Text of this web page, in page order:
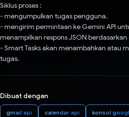
Siklus proses :
- mengumpulkan tugas pengguna.
- mengirim permintaan ke Gemini API
menampilkan respons JSON
- Smart Tasks akan menambahkan atau
tugas.
Dibuat dengan
gmail api calendar api konsol